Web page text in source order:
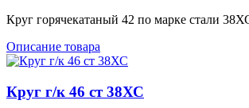
Круг горячекатаный 42 по марке стали
Описание товара
Круг г/к 46 ст 38ХС